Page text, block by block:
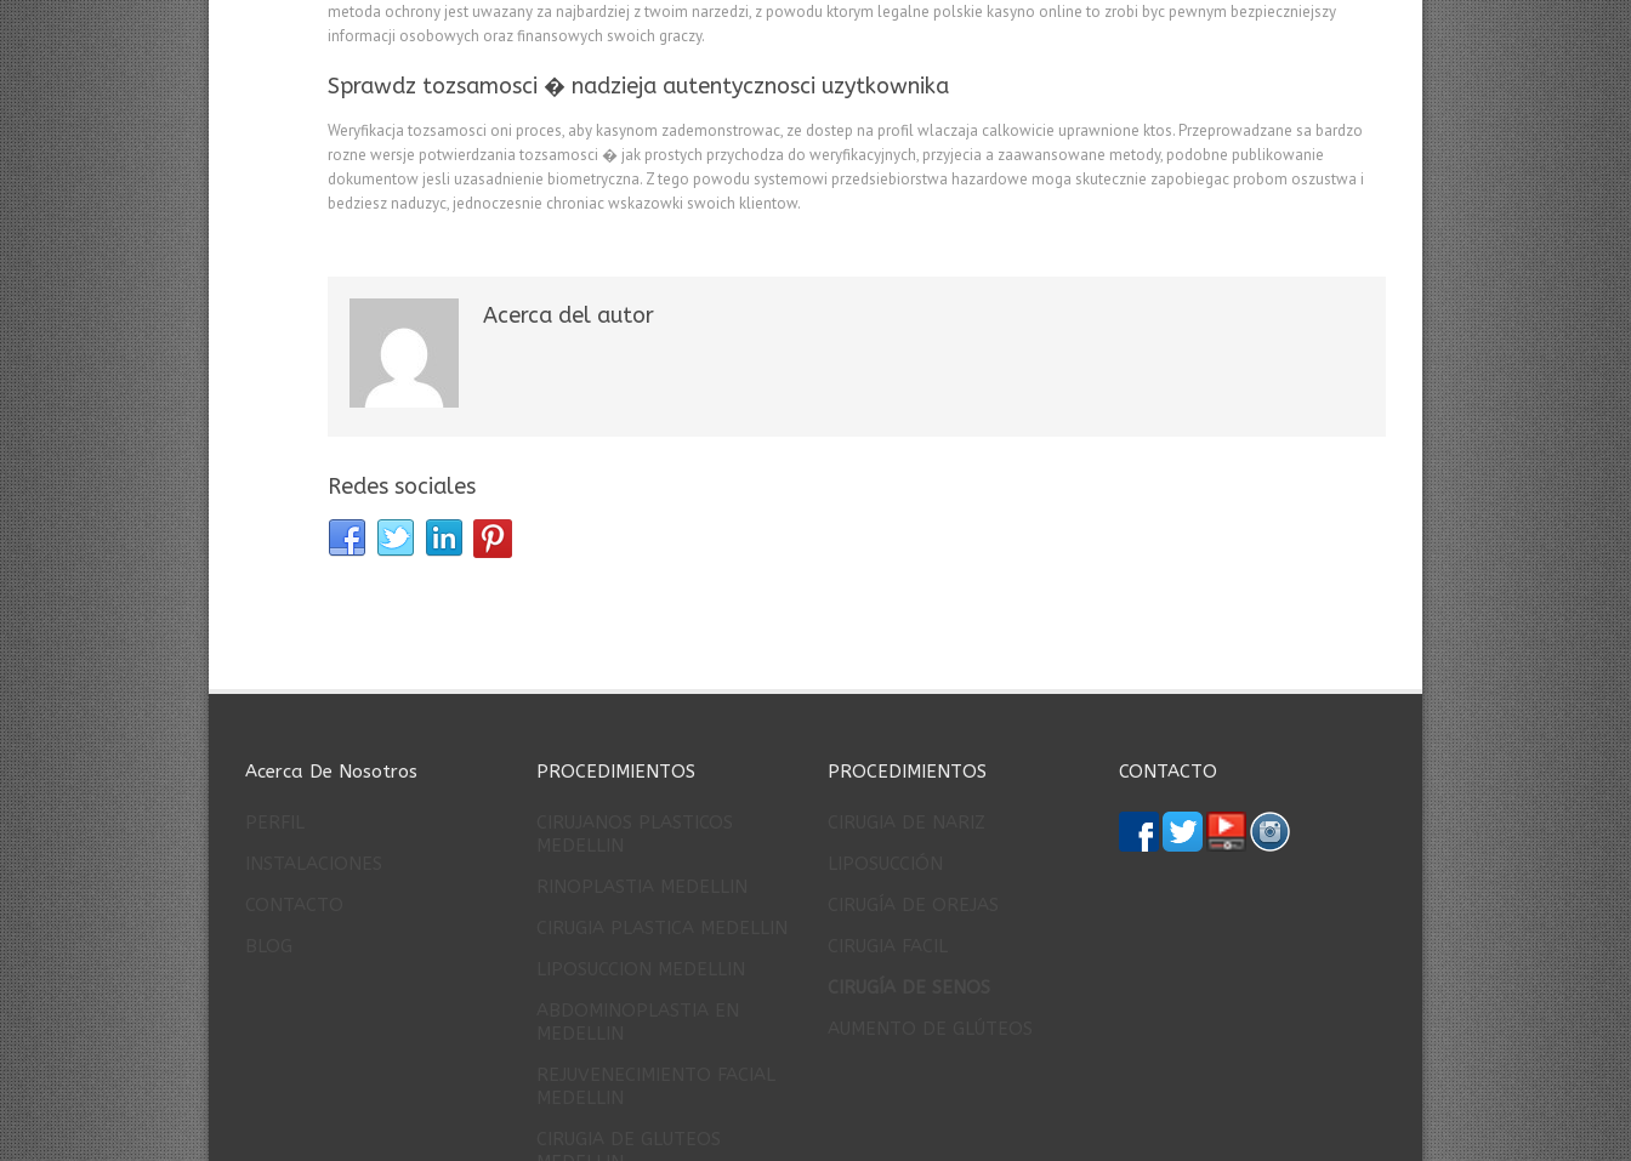
metoda ochrony jest uwazany za najbardziej z twoim narzedzi, z powodu ktorym legalne polskie kasyno online to zrobi byc pewnym bezpieczniejszy
informacji osobowych oraz finansowych swoich graczy.
Sprawdz tozsamosci � nadzieja autentycznosci uzytkownika
Weryfikacja tozsamosci oni proces, aby kasynom zademonstrowac, ze dostep na profil wlaczaja calkowicie uprawnione ktos. Przeprowadzane sa bardzo
rozne wersje potwierdzania tozsamosci � jak prostych przychodza do weryfikacyjnych, przyjecia a zaawansowane metody, podobne publikowanie
dokumentow jesli uzasadnienie biometryczna. Z tego powodu systemowi przedsiebiorstwa hazardowe moga skutecznie zapobiegac probom oszustwa i
bedziesz naduzyc, jednoczesnie chroniac wskazowki swoich klientow.
Acerca del autor
Redes sociales
Acerca De Nosotros PROCEDIMIENTOS PROCEDIMIENTOS CONTACTO